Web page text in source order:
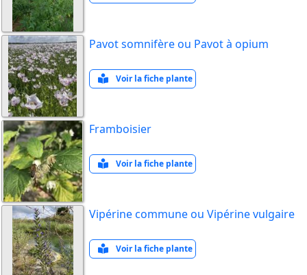
Pavot somnifère ou Pavot à opium
Voir la fiche plante
Framboisier
Voir la fiche plante
Vipérine commune ou Vipérine vulgaire
Voir la fiche plante